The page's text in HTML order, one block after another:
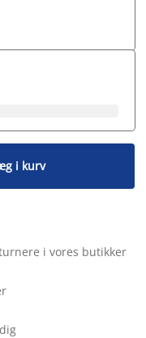
i kurv
i vores butikker